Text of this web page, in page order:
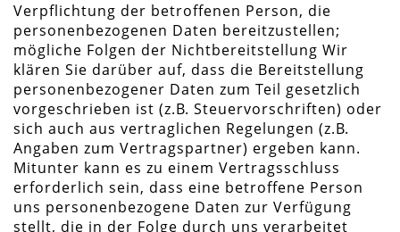
Verpflichtung der betroffenen Person, die
personenbezogenen Daten bereitzustellen;
mögliche Folgen der Nichtbereitstellung Wir
klären Sie darüber auf, dass die Bereitstellung
personenbezogener Daten zum Teil gesetzlich
vorgeschrieben ist (z.B. Steuervorschriften) oder
sich auch aus vertraglichen Regelungen (z.B.
Angaben zum Vertragspartner) ergeben kann.
Mitunter kann es zu einem Vertragsschluss
erforderlich sein, dass eine betroffene Person
uns personenbezogene Daten zur Verfügung
stellt, die in der Folge durch uns verarbeitet